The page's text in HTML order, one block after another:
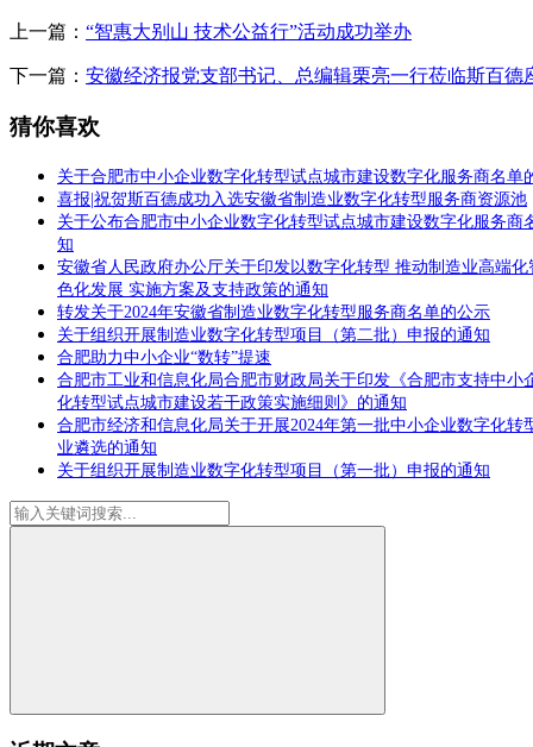
上一篇： “智惠大别山 技术公益行”活动成功举办
下一篇： 安徽经济报党支部书记、总编辑栗亮一行莅临斯百德
猜你喜欢
关于合肥市中小企业数字化转型试点城市建设数字化服务商名单
喜报|祝贺斯百德成功入选安徽省制造业数字化转型服务商资源池
关于公布合肥市中小企业数字化转型试点城市建设数字化服务商
知
安徽省人民政府办公厅关于印发以数字化转型 推动制造业高端化
色化发展 实施方案及支持政策的通知
转发关于2024年安徽省制造业数字化转型服务商名单的公示
关于组织开展制造业数字化转型项目（第二批）申报的通知
合肥助力中小企业“数转”提速
合肥市工业和信息化局合肥市财政局关于印发《合肥市支持中小
化转型试点城市建设若干政策实施细则》的通知
合肥市经济和信息化局关于开展2024年第一批中小企业数字化转
业遴选的通知
关于组织开展制造业数字化转型项目（第一批）申报的通知